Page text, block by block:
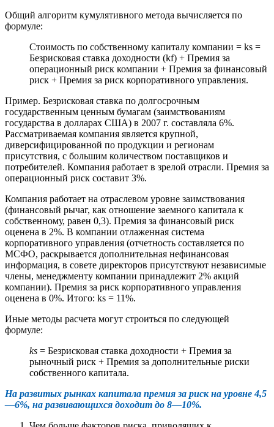
Общий алгоритм кумулятивного метода вычисляется по
формуле:
Стоимость по собственному капиталу компании = ks =
Безрисковая ставка доходности (kf) + Премия за
операционный риск компании + Премия за финансовый
риск + Премия за риск корпоративного управления.
Пример. Безрисковая ставка по долгосрочным
государственным ценным бумагам (заимствованиям
государства в долларах США) в 2007 г. составляла 6%.
Рассматриваемая компания является крупной,
диверсифицированной по продукции и регионам
присутствия, с большим количеством поставщиков и
потребителей. Компания работает в зрелой отрасли. Премия за
операционный риск составит 3%.
Компания работает на отраслевом уровне заимствования
(финансовый рычаг, как отношение заемного капитала к
собственному, равен 0,3). Премия за финансовый риск
оценена в 2%. В компании отлаженная система
корпоративного управления (отчетность составляется по
МСФО, раскрывается дополнительная нефинансовая
информация, в совете директоров присутствуют независимые
члены, менеджменту компании принадлежит 2% акций
компании). Премия за риск корпоративного управления
оценена в 0%. Итого: ks = 11%.
Иные методы расчета могут строиться по следующей
формуле:
ks = Безрисковая ставка доходности + Премия за
рыночный риск + Премия за дополнительные риски
собственного капитала.
На развитых рынках капитала премия за риск на уровне 4,5
—6%, на развивающихся доходит до 8—10%.